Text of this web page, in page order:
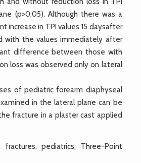
(p>0.05). Although there was a
increase in TPI values 15 daysafter
with the values immediately after
difference between those with
loss was observed only on lateral
of pediatric forearm diaphyseal
in the lateral plane can be
fracture in a plaster cast applied
fractures, pediatrics; Three-Point